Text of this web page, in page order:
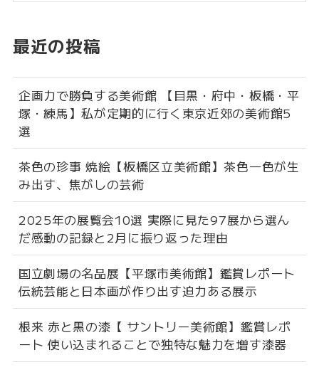
最近の投稿
企画力で勝負する美術館 【目黒・府中・板橋・平
塚・練馬】私が定期的に行く東京近郊の美術館5
選
茶色の珍事 焼絵【板橋区立美術館】茶色一色が生
み出す、焦がしの芸術
2025年の展覧会10選 実際に見た97展から選ん
だ感動の記録と2月に振り返った理由
国立劇場の名品展【平塚市美術館】鑑賞レポート
伝統芸能と日本画が作り出す迫力ある展示
根来 赤と黒の漆【 サントリー美術館】鑑賞レポ
ート 使い込まれることで独特な魅力を増す漆器